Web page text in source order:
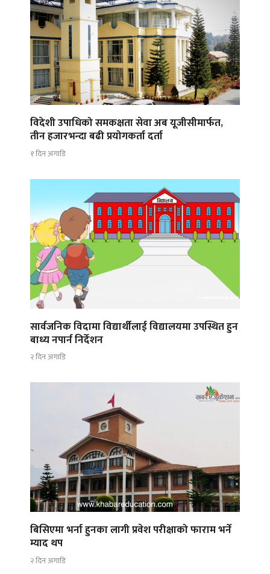
विदेशी उपाधिको समकक्षता सेवा अब यूजीसीमार्फत,
तीन हजारभन्दा बढी प्रयोगकर्ता दर्ता
१ दिन अगाडि
सार्वजनिक विदामा विद्यार्थीलाई विद्यालयमा उपस्थित हुन
बाध्य नपार्न निर्देशन
२ दिन अगाडि
बिसिएमा भर्ना हुनका लागी प्रवेश परीक्षाको फाराम भर्ने
म्याद थप
२ दिन अगाडि